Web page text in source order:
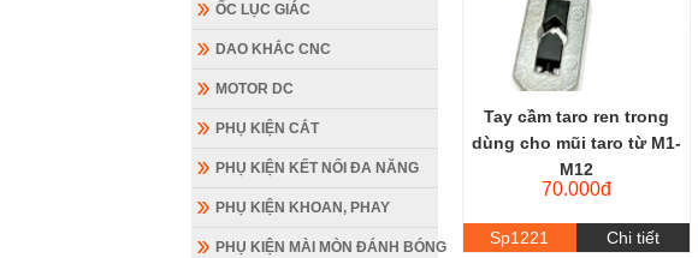
ỐC LỤC GIÁC
DAO KHẮC CNC
MOTOR DC
PHỤ KIỆN CẮT
PHỤ KIỆN KẾT NỐI ĐA NĂNG
PHỤ KIỆN KHOAN, PHAY
PHỤ KIỆN MÀI MÒN ĐÁNH BÓNG
Tay cầm taro ren trong
dùng cho mũi taro từ M1-
M12
70.000đ
Sp1221 Chi tiết